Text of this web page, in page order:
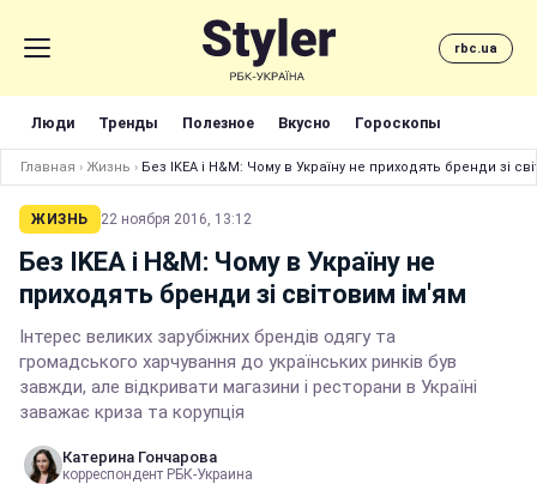
rbc.ua
Люди Тренды Полезное Вкусно Гороскопы
Главная › Жизнь › Без IKEA і H&M: Чому в Україну не приходять бренди зі
ЖИЗНЬ 22 ноября 2016, 13:12
Без IKEA і H&M: Чому в Україну не
приходять бренди зі світовим ім'ям
Інтерес великих зарубіжних брендів одягу та
громадського харчування до українських ринків був
завжди, але відкривати магазини і ресторани в Україні
заважає криза та корупція
Катерина Гончарова
корреспондент РБК-Украина